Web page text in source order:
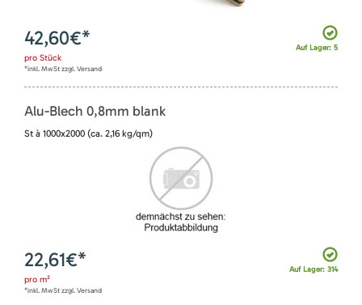
Auf Lager: 5
42,60€*
pro Stück
*inkl. MwSt zzgl. Versand
Alu-Blech 0,8mm blank
St à 1000x2000 (ca. 2,16 kg/qm)
Auf Lager: 314
22,61€*
pro m²
*inkl. MwSt zzgl. Versand